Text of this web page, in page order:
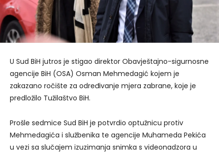
U Sud BiH jutros je stigao direktor Obavještajno-sigurnosne
agencije BiH (OSA) Osman Mehmedagić kojem je
zakazano ročište za određivanje mjera zabrane, koje je
predložilo Tužilaštvo BiH.
Prošle sedmice Sud BiH je potvrdio optužnicu protiv
Mehmedagića i službenika te agencije Muhameda Pekića
u vezi sa slučajem izuzimanja snimka s videonadzora u